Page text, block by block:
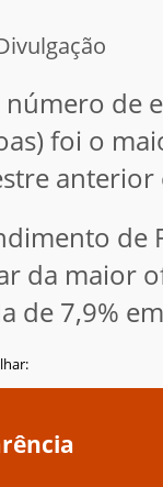
número de
foi o
anterior
de
da maior
de 7,9%